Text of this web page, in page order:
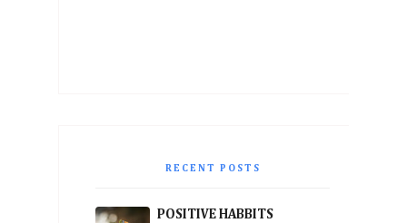
RECENT POSTS
POSITIVE HABBITS